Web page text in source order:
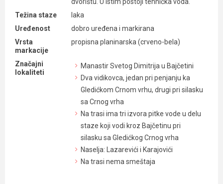
Težina staze
laka
Uređenost
dobro uređena i markirana
Vrsta
markacije
propisna planinarska (crveno-bela)
Značajni
lokaliteti
Manastir Svetog Dimitrija u Bajčetini
Dva vidikovca, jedan pri penjanju ka
Gledićkom Crnom vrhu, drugi pri silasku
sa Crnog vrha
Na trasi ima tri izvora pitke vode u delu
staze koji vodi kroz Bajčetinu pri
silasku sa Gledićkog Crnog vrha
Naselja: Lazarevići i Karajovići
Na trasi nema smeštaja